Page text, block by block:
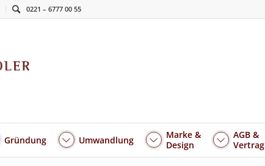
0221 – 6777 00 55
Gründung Umwandlung
Marke &
Design
AGB &
Vertrag